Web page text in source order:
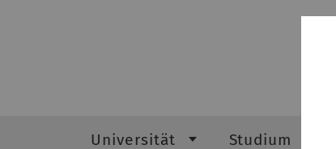
Universität Studium